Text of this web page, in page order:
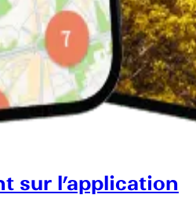
sur l’application